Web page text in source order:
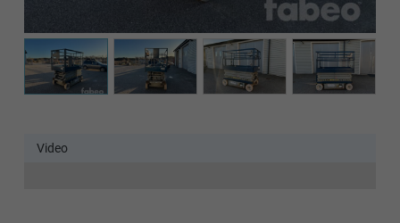
Video
Det verkar som om dina inställningar hindrar dig från att
se detta innehållet. Med största sannolikhet är det för att
du har Upplevelse avstängt.